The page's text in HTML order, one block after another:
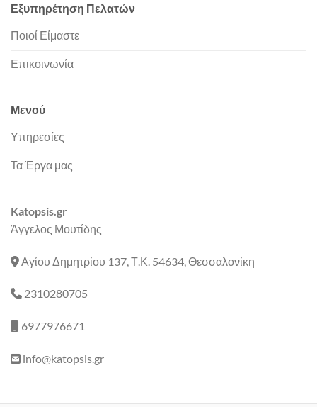
Εξυπηρέτηση Πελατών
Ποιοί Είμαστε
Επικοινωνία
Μενού
Υπηρεσίες
Τα Έργα μας
Katopsis.gr
Άγγελος Μουτίδης
Αγίου Δημητρίου 137, Τ.Κ. 54634, Θεσσαλονίκη
2310280705
6977976671
info@katopsis.gr